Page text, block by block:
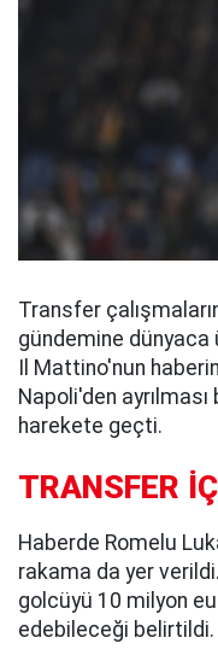
Transfer
gündemine dünyaca
Il Mattino'nun
Napoli'den
harekete geçti.
TRANSFER
Haberde Romelu
rakama da yer
golcüyü 10 milyon
edebileceği belirtildi.